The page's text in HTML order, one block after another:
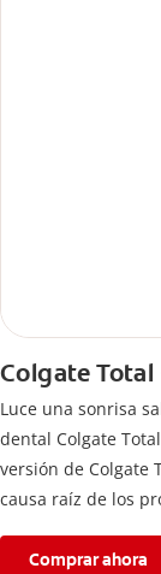
Colgate
Luce una sonrisa
dental Colgate
versión de Colgate
causa raíz de los
fórmula con
Comprar ahora